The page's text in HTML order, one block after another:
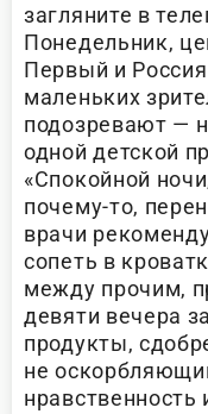
загляните в
Понедельник,
Первый и
маленьких
подозревают —
одной детской
«Спокойной
почему-то,
врачи
сопеть в
между прочим,
девяти вечера
продукты,
не